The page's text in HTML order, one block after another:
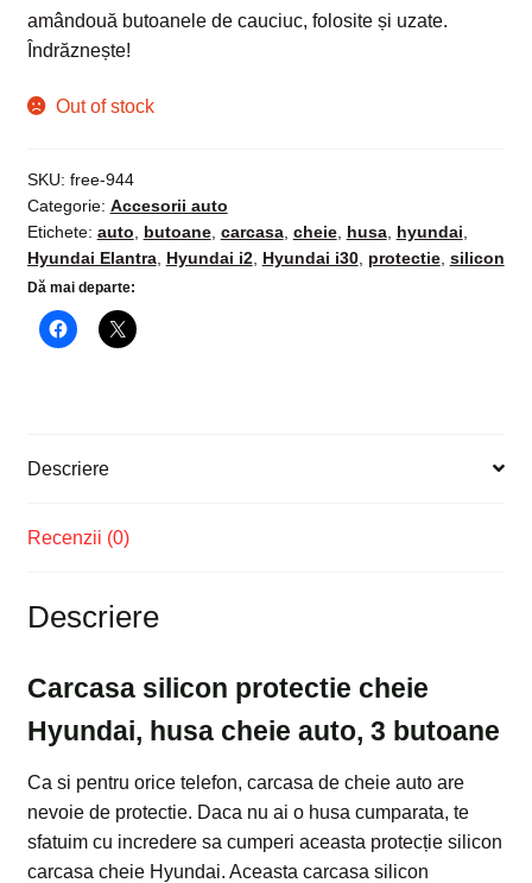
amândouă butoanele de cauciuc, folosite și uzate.
Îndrăznește!
Out of stock
SKU: free-944
Categorie: Accesorii auto
Etichete: auto butoane, carcasa, cheie, husa, hyundai
Hyundai Elantra, Hyundai i2, Hyundai i30, protectie, silicon
Dă mai departe:
Descriere
Recenzii (0)
Descriere
Carcasa silicon protectie cheie
Hyundai, husa cheie auto, 3 butoane
Ca si pentru orice telefon, carcasa de cheie auto are
nevoie de protectie. Daca nu ai o husa cumparata, te
sfatuim cu incredere sa cumperi aceasta protecție silicon
carcasa cheie Hyundai. Aceasta carcasa silicon